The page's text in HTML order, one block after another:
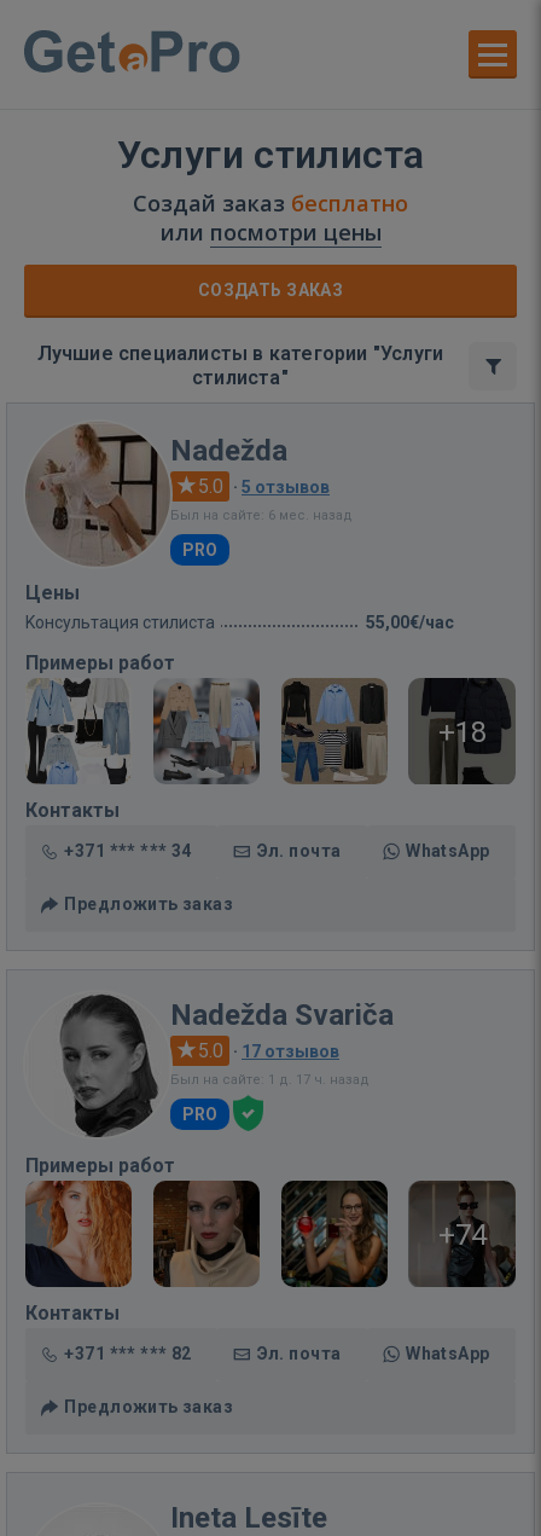
Услуги стилиста
Создай заказ бесплатно
или посмотри цены
СОЗДАТЬ ЗАКАЗ
Лучшие специалисты в категории "Услуги
стилиста"
Nadežda
5.0 · 5 отзывов
Был на сайте: 6 мес. назад
PRO
Цены
Kонсультация стилиста 55,00€/час
Примеры работ
+18
Контакты
+371 *** *** 34 Эл. почта WhatsApp
Предложить заказ
Nadežda Svariča
5.0 · 17 отзывов
Был на сайте: 1 д. 17 ч. назад
PRO
Примеры работ
+74
Контакты
+371 *** *** 82 Эл. почта WhatsApp
Предложить заказ
Ineta Lesīte